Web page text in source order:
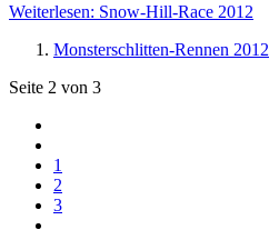
Weiterlesen: Snow-Hill-Race 2012
Monsterschlitten-Rennen 2012
Seite 2 von 3
1
2
3